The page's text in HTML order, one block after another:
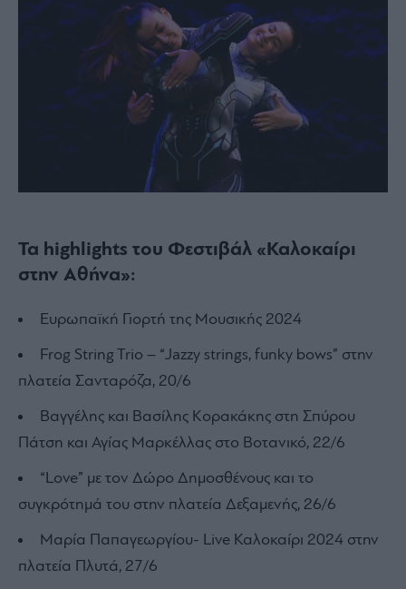
Τα highlights του Φεστιβάλ «Καλοκαίρι
στην Αθήνα»:
Ευρωπαϊκή Γιορτή της Μουσικής 2024
Frog String Trio – “Jazzy strings, funky bows” στην
πλατεία Σανταρόζα, 20/6
Βαγγέλης και Βασίλης Κορακάκης στη Σπύρου
Πάτση και Αγίας Μαρκέλλας στο Βοτανικό, 22/6
“Love” με τον Δώρο Δημοσθένους και το
συγκρότημά του στην πλατεία Δεξαμενής, 26/6
Μαρία Παπαγεωργίου- Live Καλοκαίρι 2024 στην
πλατεία Πλυτά, 27/6